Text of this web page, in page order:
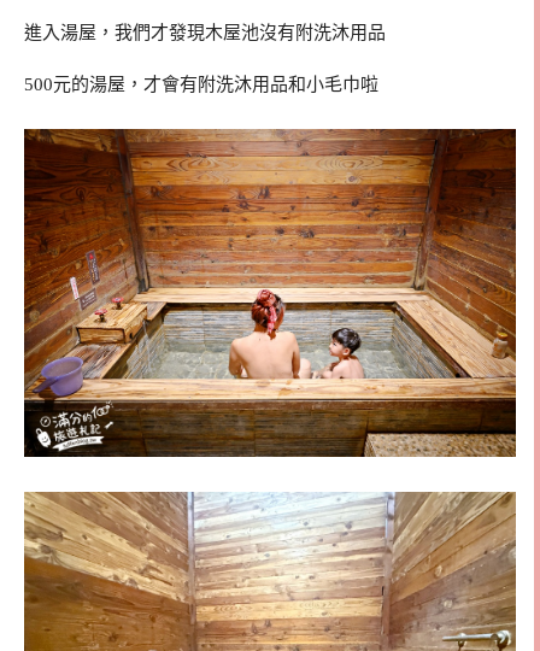
進入湯屋，我們才發現木屋池沒有附洗沐用品
500元的湯屋，才會有附洗沐用品和小毛巾啦